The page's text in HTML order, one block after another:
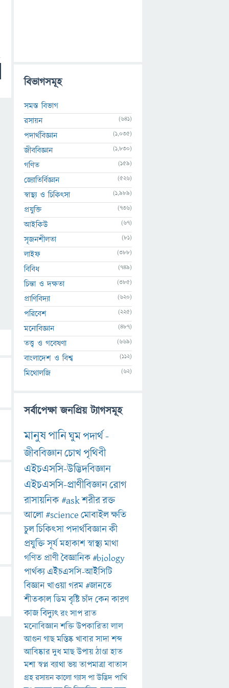
বিভাগসমূহ
সমস্ত বিভাগ
রসায়ন
(641)
পদার্থবিজ্ঞান (1,035)
জীববিজ্ঞান (1,830)
গণিত (159)
জ্যোতির্বিজ্ঞান (526)
স্বাস্থ্য ও চিকিৎসা (1,989)
প্রযুক্তি (736)
আইকিউ (67)
সৃজনশীলতা (81)
লাইফ (388)
বিবিধ (749)
চিন্তা ও দক্ষতা (385)
প্রাণিবিদ্যা (620)
পরিবেশ (225)
মনোবিজ্ঞান (487)
তত্ত্ব ও গবেষণা (669)
বাংলাদেশ ও বিশ্ব (112)
মিথোলজি (62)
সর্বাপেক্ষা জনপ্রিয় ট্যাগসমূহ
মানুষপানিঘুমপদার্থ-
জীববিজ্ঞানচোখপৃথিবী
এইচএসসি-উদ্ভিদবিজ্ঞান
এইচএসসি-প্রাণীবিজ্ঞানরোগ
রাসায়নিক#askশরীররক্ত
আলো#scienceমোবাইলক্ষতি
চুলচিকিৎসাপদার্থবিজ্ঞানকী
প্রযুক্তিসূর্যমহাকাশস্বাস্থ্যমাথা
গণিত প্রাণীবৈজ্ঞানিক#biology
পার্থক্য এইচএসসি-আইসিটি
বিজ্ঞানখাওয়াগরম#জানতে
শীতকালডিমবৃষ্টিচাঁদকেনকারণ
কাজবিদ্যুৎরংসাপরাত
মনোবিজ্ঞানশক্তিউপকারিতালাল
আগুনগাছমস্তিষ্কখাবারসাদাশব্দ
আবিষ্কারদুধমাছউপায়ঠাণ্ডাহাত
মশাস্বপ্নব্যাথাভয়তাপমাত্রাবাতাস
গ্রহরসায়নকালোগ্যাসপাউদ্ভিদপাখি